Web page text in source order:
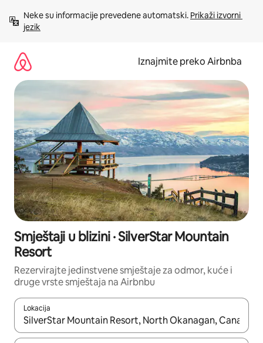
sadržaj
Neke su informacije prevedene automatski. Prikaži izvorni
jezik
Iznajmite preko Airbnba
Smještaji u blizini · SilverStar Mountain
Resort
Rezervirajte jedinstvene smještaje za odmor, kuće i
druge vrste smještaja na Airbnbu
Lokacija
Kada budu dostupni rezultati, moći ćete ih pregledati